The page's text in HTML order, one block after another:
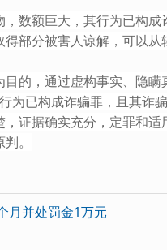
数额巨大，其行为已构成
部分被害人谅解，可以从
，通过虚构事实、隐瞒
为已构成诈骗罪，且其诈
证据确实充分，定罪和
。
月并处罚金1万元